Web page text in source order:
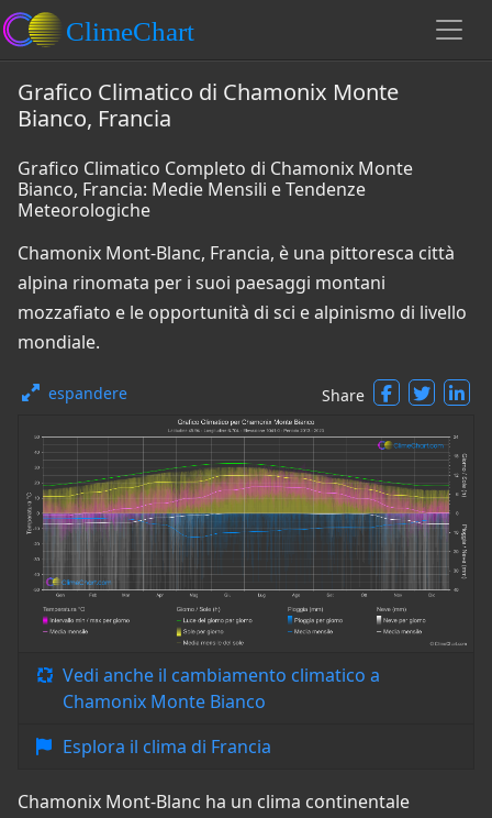
Grafico Climatico di Chamonix Monte
Bianco, Francia
Grafico Climatico Completo di Chamonix Monte
Bianco, Francia: Medie Mensili e Tendenze
Meteorologiche
Chamonix Mont-Blanc, Francia, è una pittoresca città
alpina rinomata per i suoi paesaggi montani
mozzafiato e le opportunità di sci e alpinismo di livello
mondiale.
espandere Share
Vedi anche il cambiamento climatico a
Chamonix Monte Bianco
Esplora il clima di Francia
Chamonix Mont-Blanc ha un clima continentale